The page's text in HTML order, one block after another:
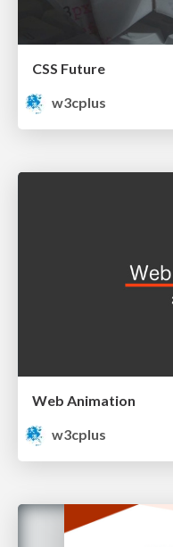
CSS Future
w3cplus
Web Animation
w3cplus